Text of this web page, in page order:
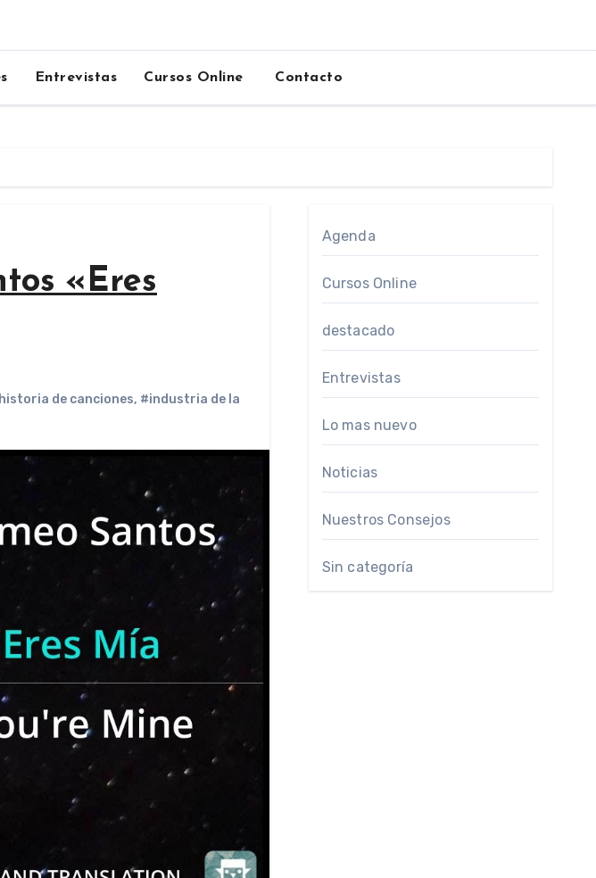
Entrevistas Cursos Online Contacto
«Eres
de canciones, #industria de la
Agenda
Cursos Online
destacado
Entrevistas
Lo mas nuevo
Noticias
Nuestros Consejos
Sin categoría